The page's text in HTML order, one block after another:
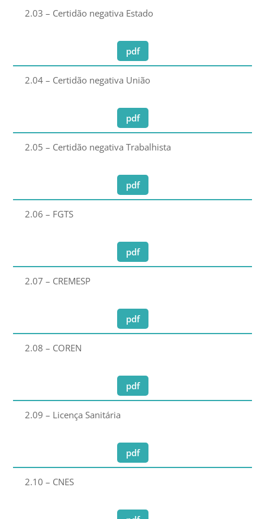
2.03 – Certidão negativa Estado
pdf
2.04 – Certidão negativa União
pdf
2.05 – Certidão negativa Trabalhista
pdf
2.06 – FGTS
pdf
2.07 – CREMESP
pdf
2.08 – COREN
pdf
2.09 – Licença Sanitária
pdf
2.10 – CNES